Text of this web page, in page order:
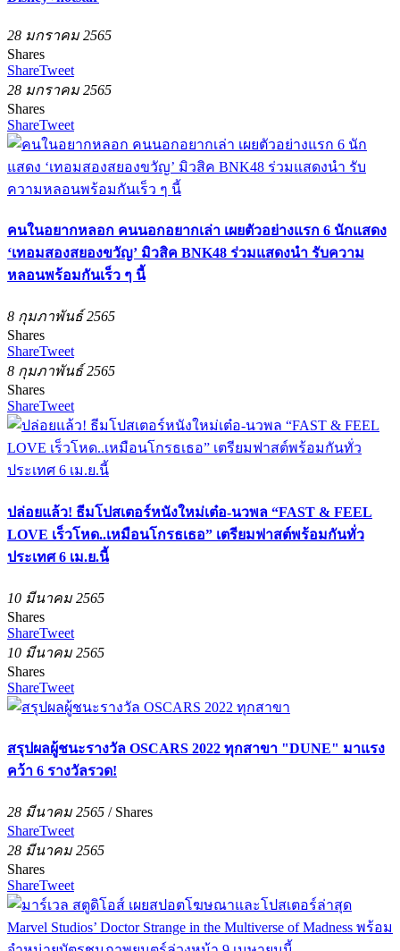
28 มกราคม 2565
Shares
ShareTweet
28 มกราคม 2565
Shares
ShareTweet
คนในอยากหลอก คนนอกอยากเล่า เผยตัวอย่างแรก 6 นักแสดง
‘เทอมสองสยองขวัญ’ มิวสิค BNK48 ร่วมแสดงนำ รับความ
หลอนพร้อมกันเร็ว ๆ นี้
8 กุมภาพันธ์ 2565
Shares
ShareTweet
8 กุมภาพันธ์ 2565
Shares
ShareTweet
ปล่อยแล้ว! ธีมโปสเตอร์หนังใหม่เต๋อ-นวพล “FAST & FEEL
LOVE เร็วโหด..เหมือนโกรธเธอ” เตรียมฟาสต์พร้อมกันทั่ว
ประเทศ 6 เม.ย.นี้
10 มีนาคม 2565
Shares
ShareTweet
10 มีนาคม 2565
Shares
ShareTweet
สรุปผลผู้ชนะรางวัล OSCARS 2022 ทุกสาขา "DUNE" มาแรง
คว้า 6 รางวัลรวด!
28 มีนาคม 2565 / Shares
ShareTweet
28 มีนาคม 2565
Shares
ShareTweet